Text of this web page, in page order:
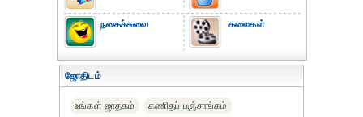
நகைச்சுவை கலைகள்
ஜோதிடம்
உங்கள் ஜாதகம்
கணிதப் பஞ்சாங்கம்